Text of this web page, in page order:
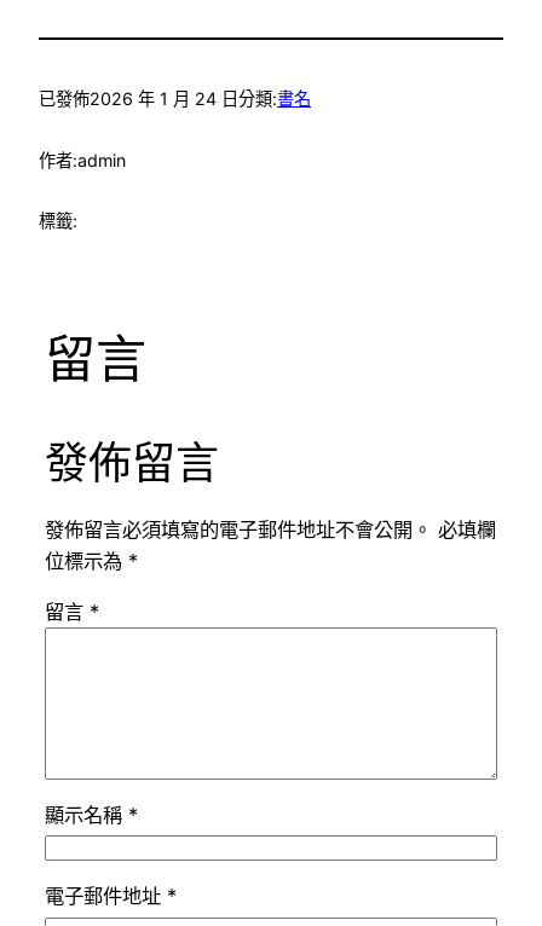
已發佈2026 年 1 月 24 日分類:書名
作者:admin
標籤:
留言
發佈留言
發佈留言必須填寫的電子郵件地址不會公開。 必填欄
位標示為 *
留言 *
顯示名稱 *
電子郵件地址 *